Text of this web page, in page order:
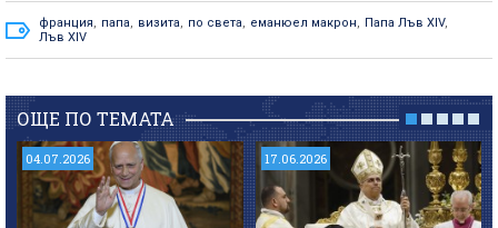
франция, папа, визита, по света, еманюел макрон, Папа Лъв XIV,
Лъв XIV
ОЩЕ ПО ТЕМАТА
04.07.2026 17.06.2026